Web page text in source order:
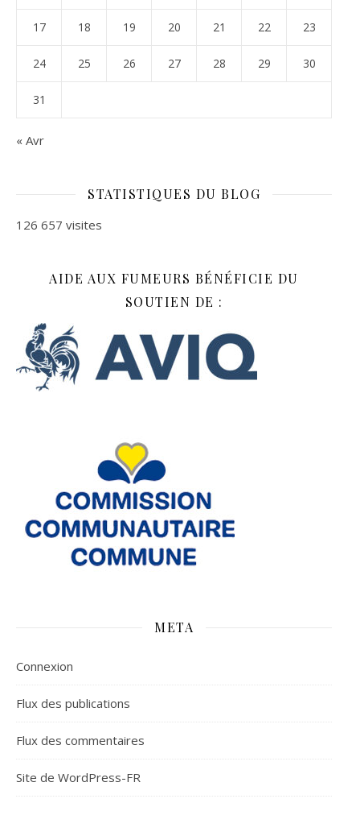
17 18 19 20 21 22 23
24 25 26 27 28 29 30
31
« Avr
STATISTIQUES DU BLOG
126 657 visites
AIDE AUX FUMEURS BÉNÉFICIE DU
SOUTIEN DE :
META
Connexion
Flux des publications
Flux des commentaires
Site de WordPress-FR